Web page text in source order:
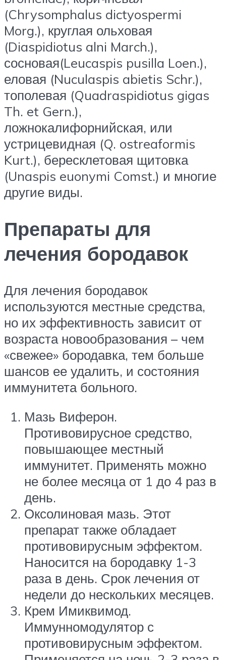
(Chrysomphalus dictyospermi
Morg.), круглая ольховая
(Diaspidiotus alni March.),
сосновая(Leucaspis pusilla Loen.),
еловая (Nuculaspis abietis Schr.),
тополевая (Quadraspidiоtus gigas
Th. et Gern.),
ложнокалифорнийская, или
устрицевидная (Q. ostreaformis
Kurt.), бересклетовая щитовка
(Unaspis euonymi Comst.) и многие
другие виды.
Препараты для
лечения бородавок
Для лечения бородавок
используются местные средства,
но их эффективность зависит от
возраста новообразования – чем
«свежее» бородавка, тем больше
шансов ее удалить, и состояния
иммунитета больного.
Мазь Виферон.
Противовирусное средство,
повышающее местный
иммунитет. Применять можно
не более месяца от 1 до 4 раз в
день.
Оксолиновая мазь. Этот
препарат также обладает
противовирусным эффектом.
Наносится на бородавку 1-3
раза в день. Срок лечения от
недели до нескольких месяцев.
Крем Имиквимод.
Иммунномодулятор с
противовирусным эффектом.